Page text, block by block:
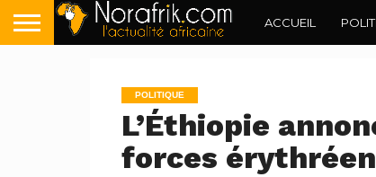
ACCUEIL
POLITIQUE
L’Éthiopie
forces